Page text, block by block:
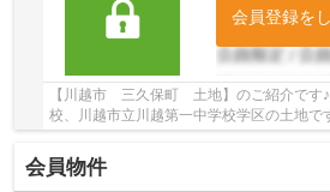
会員登録を
【川越市 三久保町 土地】のご紹介です♪ 川越市立川越第一
校、川越市立川越第一中学校学区の土地で
本川越駅徒歩13分の土地です。 お
会員物件